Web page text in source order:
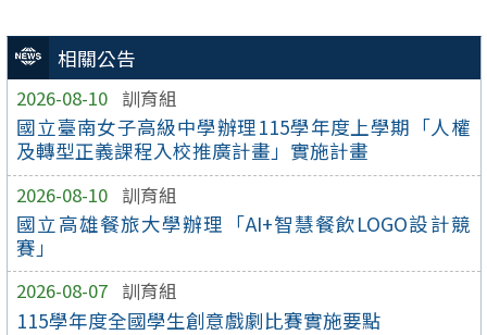
相關公告
2026-08-10 訓育組
國立臺南女子高級中學辦理115學年度上學期「人權
及轉型正義課程入校推廣計畫」實施計畫
2026-08-10 訓育組
國立高雄餐旅大學辦理「AI+智慧餐飲LOGO設計競
賽」
2026-08-07 訓育組
115學年度全國學生創意戲劇比賽實施要點